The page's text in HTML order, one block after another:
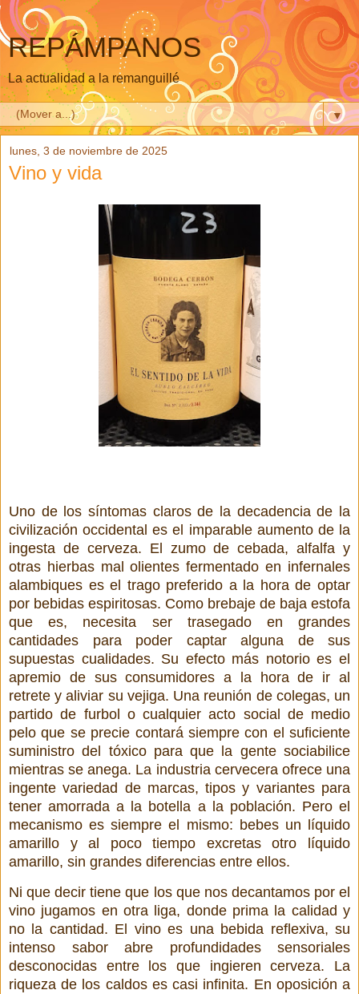
REPÁMPANOS
La actualidad a la remanguillé
▼
lunes, 3 de noviembre de 2025
Vino y vida
Uno de los síntomas claros de la decadencia de la
civilización occidental es el imparable aumento de la
ingesta de cerveza. El zumo de cebada, alfalfa y
otras hierbas mal olientes fermentado en infernales
alambiques es el trago preferido a la hora de optar
por bebidas espiritosas. Como brebaje de baja estofa
que es, necesita ser trasegado en grandes
cantidades para poder captar alguna de sus
supuestas cualidades. Su efecto más notorio es el
apremio de sus consumidores a la hora de ir al
retrete y aliviar su vejiga. Una reunión de colegas, un
partido de furbol o cualquier acto social de medio
pelo que se precie contará siempre con el suficiente
suministro del tóxico para que la gente sociabilice
mientras se anega. La industria cervecera ofrece una
ingente variedad de marcas, tipos y variantes para
tener amorrada a la botella a la población. Pero el
mecanismo es siempre el mismo: bebes un líquido
amarillo y al poco tiempo excretas otro líquido
amarillo, sin grandes diferencias entre ellos.
Ni que decir tiene que los que nos decantamos por el
vino jugamos en otra liga, donde prima la calidad y
no la cantidad. El vino es una bebida reflexiva, su
intenso sabor abre profundidades sensoriales
desconocidas entre los que ingieren cerveza. La
riqueza de los caldos es casi infinita. En oposición a